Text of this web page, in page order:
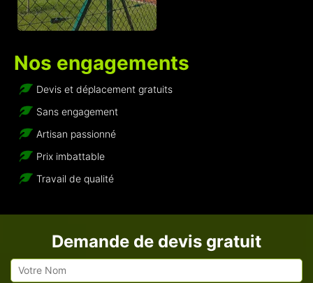
Nos engagements
Devis et déplacement gratuits
Sans engagement
Artisan passionné
Prix imbattable
Travail de qualité
Demande de devis gratuit